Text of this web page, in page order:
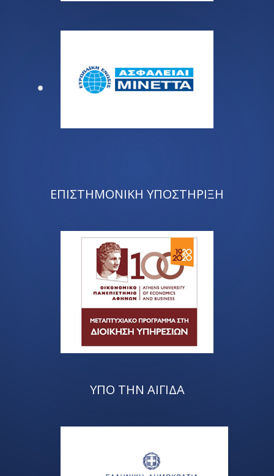
ΕΠΙΣΤΗΜΟΝΙΚΗ ΥΠΟΣΤΗΡΙΞΗ
ΥΠΟ ΤΗΝ ΑΙΓΙΔΑ